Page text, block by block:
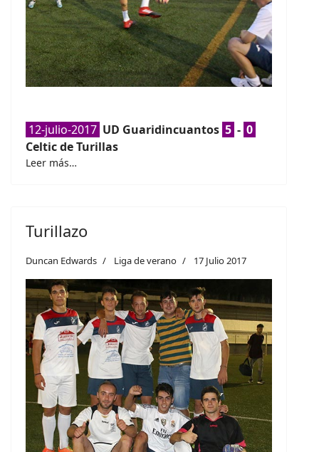
12-julio-2017 UD Guaridincuantos 5 - 0
Celtic de Turillas
Leer más…
Turillazo
Duncan Edwards Liga de verano 17 Julio 2017